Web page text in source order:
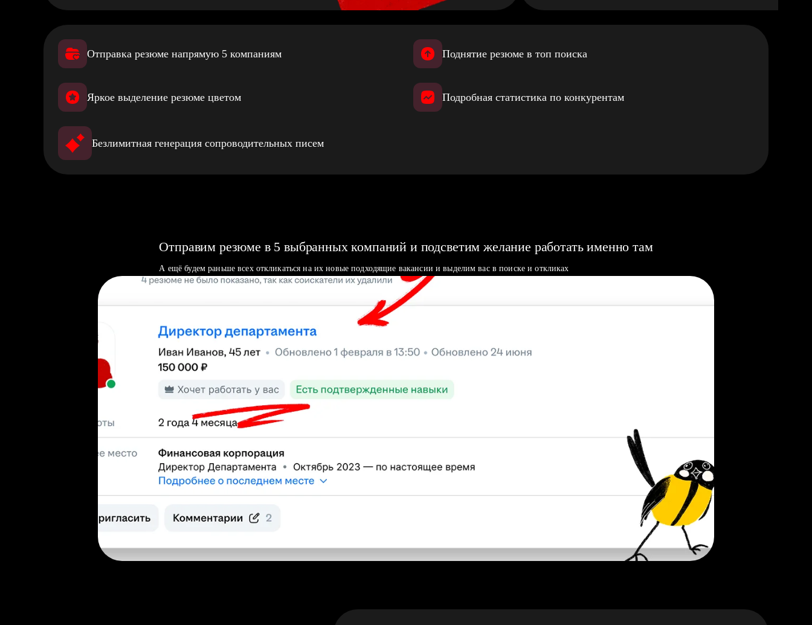
Отправка резюме напрямую 5 компаниям Поднятие резюме в топ поиска
Яркое выделение резюме цветом Подробная статистика по конкурентам
Безлимитная генерация сопроводительных писем
Отправим резюме в 5 выбранных компаний и подсветим желание работать именно там
А ещё будем раньше всех откликаться на их новые подходящие вакансии и выделим вас в поиске и откликах